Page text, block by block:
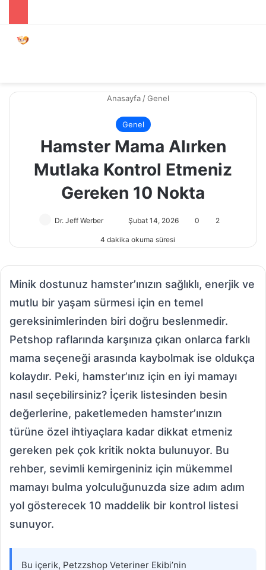
Anasayfa /Genel
Genel
Hamster Mama Alırken
Mutlaka Kontrol Etmeniz
Gereken 10 Nokta
Dr. Jeff Werber
posta
Şubat 14, 2026 0 2
4 dakika okuma süresi
Minik dostunuz hamster’ınızın sağlıklı, enerjik ve
mutlu bir yaşam sürmesi için en temel
gereksinimlerinden biri doğru beslenmedir.
Petshop raflarında karşınıza çıkan onlarca farklı
mama seçeneği arasında kaybolmak ise oldukça
kolaydır. Peki, hamster’ınız için en iyi mamayı
nasıl seçebilirsiniz? İçerik listesinden besin
değerlerine, paketlemeden hamster’ınızın
türüne özel ihtiyaçlara kadar dikkat etmeniz
gereken pek çok kritik nokta bulunuyor. Bu
rehber, sevimli kemirgeniniz için mükemmel
mamayı bulma yolculuğunuzda size adım adım
yol gösterecek 10 maddelik bir kontrol listesi
sunuyor.
Bu içerik, Petzzshop Veteriner Ekibi’nin